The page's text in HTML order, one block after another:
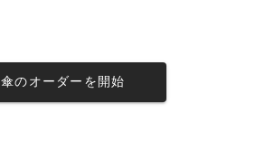
傘のオーダーを開始